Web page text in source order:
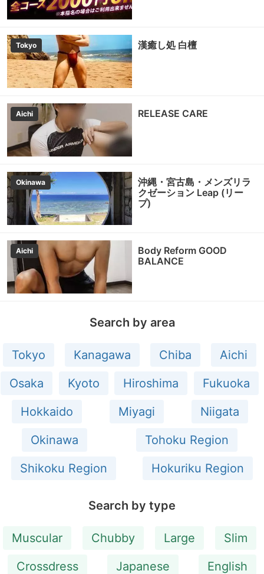
Tokyo 漢癒し処 白檀
Aichi RELEASE CARE
Okinawa
沖縄・宮古島・メンズリラ
クゼーション Leap (リー
プ)
Aichi
Body Reform GOOD
BALANCE
Search by area
Tokyo Kanagawa Chiba
Aichi
Osaka
Kyoto Hiroshima
Fukuoka
Hokkaido
Miyagi
Niigata
Okinawa
Tohoku Region
Shikoku Region
Hokuriku Region
Search by type
Muscular Chubby Large
Slim
Crossdress
Japanese English